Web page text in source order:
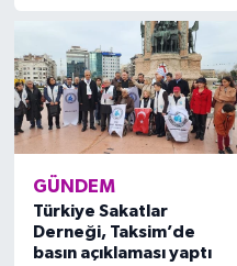
GÜNDEM
Türkiye Sakatlar
Derneği, Taksim’de
basın açıklaması yaptı